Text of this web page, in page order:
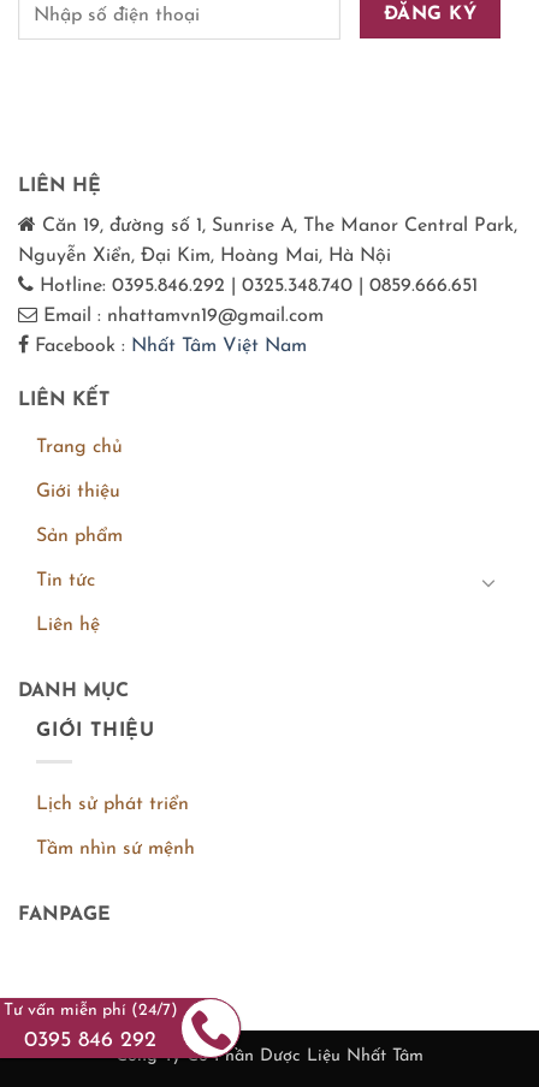
LIÊN HỆ
Căn 19, đường số 1, Sunrise A, The Manor Central Park,
Nguyễn Xiển, Đại Kim, Hoàng Mai, Hà Nội
Hotline: 0395.846.292 | 0325.348.740 | 0859.666.651
Email : nhattamvn19@gmail.com
Facebook : Nhất Tâm Việt Nam
LIÊN KẾT
Trang chủ
Giới thiệu
Sản phẩm
Tin tức
Liên hệ
DANH MỤC
GIỚI THIỆU
Lịch sử phát triển
Tầm nhìn sứ mệnh
FANPAGE
Công Ty Cổ Phần Dược Liệu Nhất Tâm
Tư vấn miễn phí (24/7)
0395 846 292